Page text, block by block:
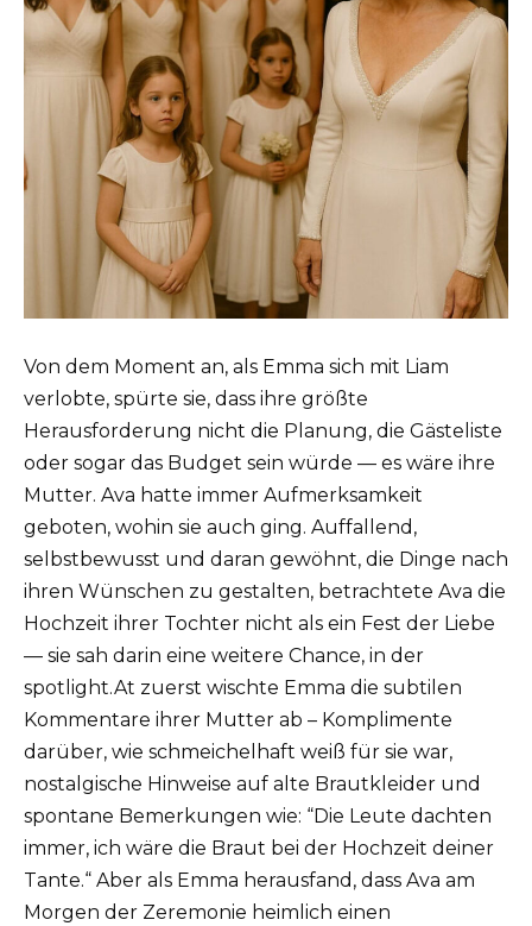
Von dem Moment an, als Emma sich mit Liam
verlobte, spürte sie, dass ihre größte
Herausforderung nicht die Planung, die Gästeliste
oder sogar das Budget sein würde — es wäre ihre
Mutter. Ava hatte immer Aufmerksamkeit
geboten, wohin sie auch ging. Auffallend,
selbstbewusst und daran gewöhnt, die Dinge nach
ihren Wünschen zu gestalten, betrachtete Ava die
Hochzeit ihrer Tochter nicht als ein Fest der Liebe
— sie sah darin eine weitere Chance, in der
spotlight.At zuerst wischte Emma die subtilen
Kommentare ihrer Mutter ab – Komplimente
darüber, wie schmeichelhaft weiß für sie war,
nostalgische Hinweise auf alte Brautkleider und
spontane Bemerkungen wie: “Die Leute dachten
immer, ich wäre die Braut bei der Hochzeit deiner
Tante.“ Aber als Emma herausfand, dass Ava am
Morgen der Zeremonie heimlich einen